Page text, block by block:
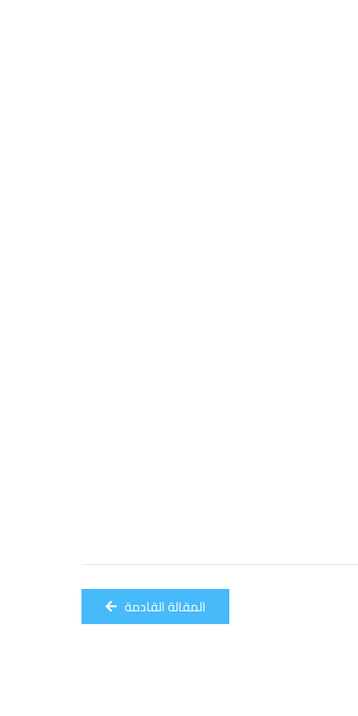
المقالة القادمة